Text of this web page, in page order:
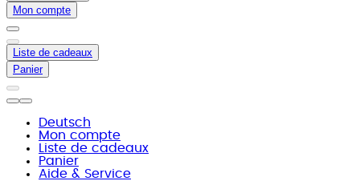
Mon compte
Liste de cadeaux
Panier
Deutsch
Mon compte
Liste de cadeaux
Panier
Aide & Service